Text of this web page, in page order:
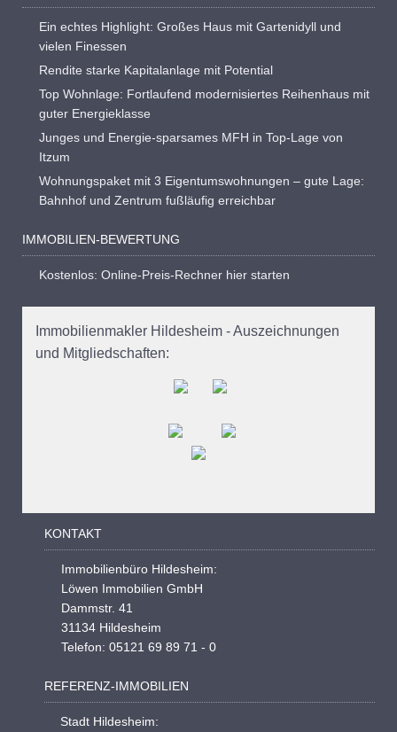
Ein echtes Highlight: Großes Haus mit Gartenidyll und
vielen Finessen
Rendite starke Kapitalanlage mit Potential
Top Wohnlage: Fortlaufend modernisiertes Reihenhaus mit
guter Energieklasse
Junges und Energie-sparsames MFH in Top-Lage von
Itzum
Wohnungspaket mit 3 Eigentumswohnungen – gute Lage:
Bahnhof und Zentrum fußläufig erreichbar
IMMOBILIEN-BEWERTUNG
Kostenlos: Online-Preis-Rechner hier starten
Immobilienmakler Hildesheim - Auszeichnungen
und Mitgliedschaften:
KONTAKT
Immobilienbüro Hildesheim:
Löwen Immobilien GmbH
Dammstr. 41
31134 Hildesheim
Telefon: 05121 69 89 71 - 0
REFERENZ-IMMOBILIEN
Stadt Hildesheim: